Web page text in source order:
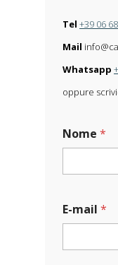
Tel +39 06
Mail
Whatsapp
oppure
Nome *
E-mail *